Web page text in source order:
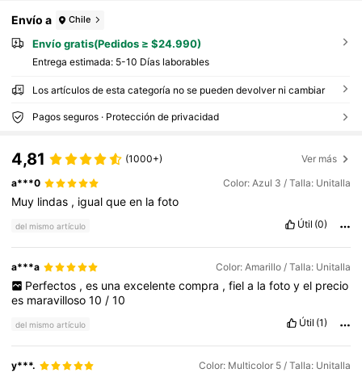
Envío a Chile
Envío gratis(Pedidos ≥ $24.990)
Entrega estimada: 5-10 Días laborables
Los artículos de esta categoría no se pueden devolver ni cambiar
Pagos seguros · Protección de privacidad
4,81 (1000+) Ver más
a***0 Color: Azul 3 / Talla: Unitalla
Muy lindas , igualqueen lafoto
del mismo artículo Útil (0)
a***a Color: Amarillo / Talla: Unitalla
Perfectos , es una excelente compra , fiel a la foto y el precio
es maravilloso10 /10
del mismo artículo Útil (1)
y***. Color: Multicolor 5 / Talla: Unitalla